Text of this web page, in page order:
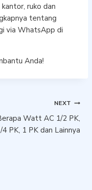
ruko dan
tentang
via WhatsApp di
Anda!
NEXT
Watt AC 1/2 PK,
4 PK, 1 PK dan Lainnya